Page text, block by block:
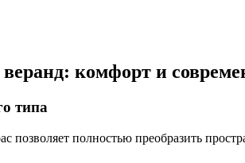
комфорт и
типа
позволяет полностью преобразить